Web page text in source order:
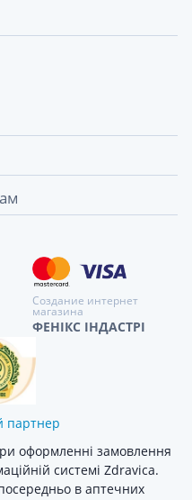
Создание интернет
магазина
ФЕНІКС ІНДАСТРІ
партнер
оформленні замовлення
системі Zdravica.
в аптечних